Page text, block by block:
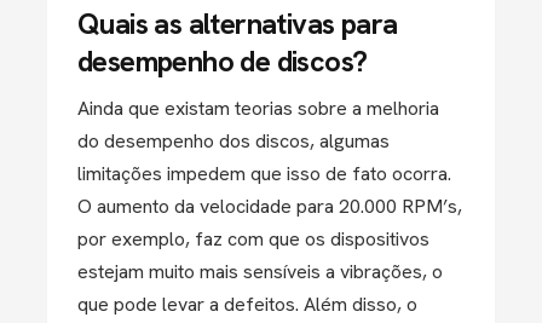
Quais as alternativas para
desempenho de discos?
Ainda que existam teorias sobre a melhoria
do desempenho dos discos, algumas
limitações impedem que isso de fato ocorra.
O aumento da velocidade para 20.000 RPM’s,
por exemplo, faz com que os dispositivos
estejam muito mais sensíveis a vibrações, o
que pode levar a defeitos. Além disso, o